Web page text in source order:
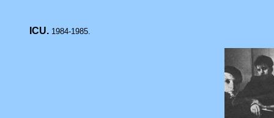
ICU. 1984-1985.